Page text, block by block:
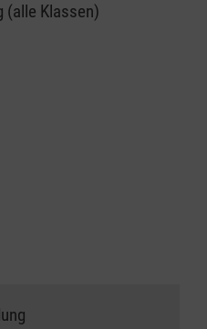
(alle Klassen)